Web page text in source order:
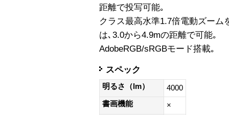
距離で投写可能｡
クラス最高水準1.7倍電動ズーム
は､3.0から4.9mの距離で可能｡
AdobeRGB/sRGBモード搭載｡
スペック
明るさ（lm）
4000
書画機能
×